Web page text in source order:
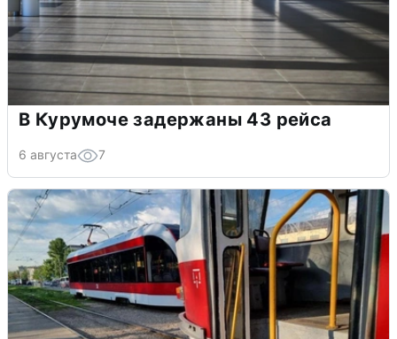
В Курумоче задержаны 43 рейса
6 августа 7